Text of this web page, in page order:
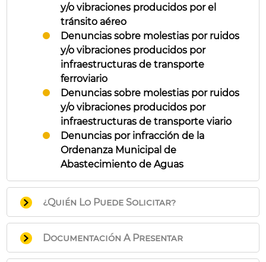
y/o vibraciones producidos por el
tránsito aéreo
Denuncias sobre molestias por ruidos
y/o vibraciones producidos por
infraestructuras de transporte
ferroviario
Denuncias sobre molestias por ruidos
y/o vibraciones producidos por
infraestructuras de transporte viario
Denuncias por infracción de la
Ordenanza Municipal de
Abastecimiento de Aguas
¿Quién Lo Puede Solicitar?
Cualquier persona física o jurídica que sea
conocedora de los hechos.
Documentación A Presentar